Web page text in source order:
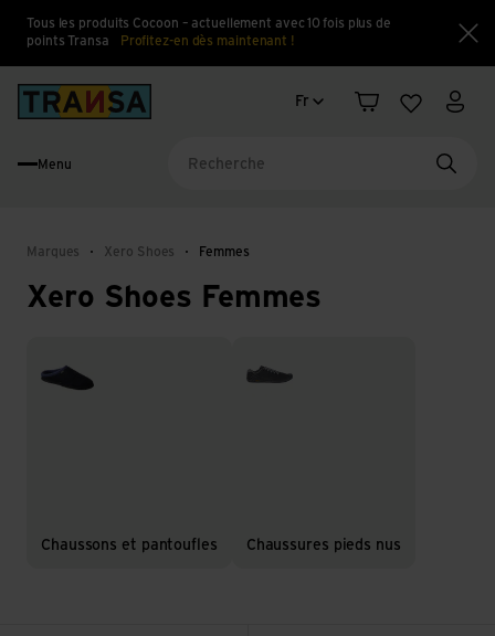
Tous les produits Cocoon – actuellement avec 10 fois plus de
points Transa
Profitez-en dès maintenant !
Changement de langue
Fr
PanierListe Mon
Menu
Marques Xero Shoes Femmes
Xero Shoes Femmes
Chaussons et pantoufles Chaussures pieds nus